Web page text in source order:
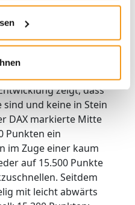
dazu war die
niedrig
die
zeigt, dass
sind und keine in Stein
DAX markierte Mitte
Punkten ein
im Zuge einer kaum
auf 15.500 Punkte
Seitdem
mit leicht abwärts